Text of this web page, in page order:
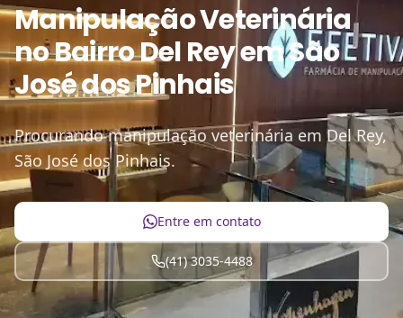
Manipulação Veterinária
noBairro Del Rey em São
José dos Pinhais
Procurando manipulação veterinária em Del Rey,
São José dos Pinhais.
Entre em contato
(41) 3035-4488